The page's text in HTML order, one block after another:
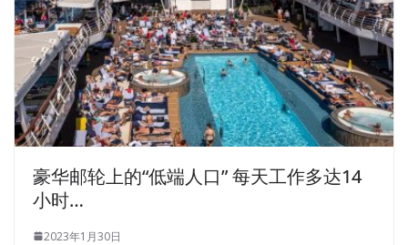
豪华邮轮上的“低端人口” 每天工作多达14
小时…
2023年1月30日